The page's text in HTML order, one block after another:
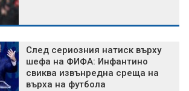
След сериозния натиск върху
шефа на ФИФА: Инфантино
свиква извънредна среща на
върха на футбола